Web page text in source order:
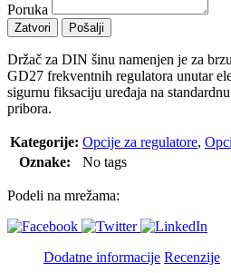
Poruka
Zatvori Pošalji
Držač za DIN šinu namenjen je za
GD27 frekventnih regulatora unutar
sigurnu fiksaciju uređaja na
pribora.
Kategorije: Opcije za regulatore,
Oznake:
No tags
Podeli na mrežama:
Dodatne informacije Recenzije